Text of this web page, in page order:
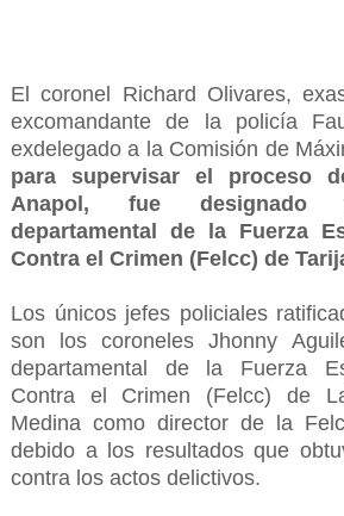
El coronel Richard Olivares,
excomandante de la policía
exdelegado a la Comisión de
para supervisar el proceso
Anapol, fue designado
departamental de la Fuerza
Contra el Crimen (Felcc) de
Los únicos jefes policiales
son los coroneles Jhonny
departamental de la Fuerza
Contra el Crimen (Felcc) de
Medina como director de la
debido a los resultados que
contra los actos delictivos.